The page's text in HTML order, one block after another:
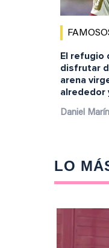
El refugio
disfrutar
arena
alrededor
Daniel Marín
LO